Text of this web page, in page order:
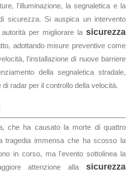
l'illuminazione, la segnaletica e la
sicurezza. Si auspica un intervento
per migliorare la sicurezza
adottando misure preventive come
l'installazione di nuove barriere
della segnaletica stradale,
radar per il controllo della velocità.
che ha causato la morte di quattro
tragedia immensa che ha scosso la
in corso, ma l'evento sottolinea la
attenzione alla sicurezza